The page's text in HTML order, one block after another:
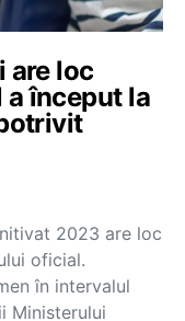
are loc
a început la
2023 are loc
oficial.
în intervalul
Ministerului